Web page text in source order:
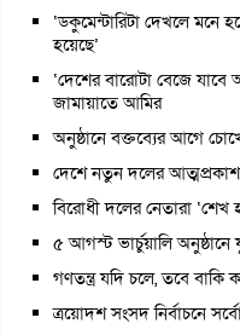
‘ডকুমেন্টারিটা দেখলে মনে
হয়েছে’
‘দেশের বারোটা বেজে
জামায়াতে আমির
অনুষ্ঠানে বক্তব্যের আগে
দেশে নতুন দলের আত্মপ্রকাশ,
বিরোধী দলের নেতারা
৫ আগস্ট ভার্চুয়ালি অনুষ্ঠানে
গণতন্ত্র যদি চলে, তবে
ত্রয়োদশ সংসদ নির্বাচনে